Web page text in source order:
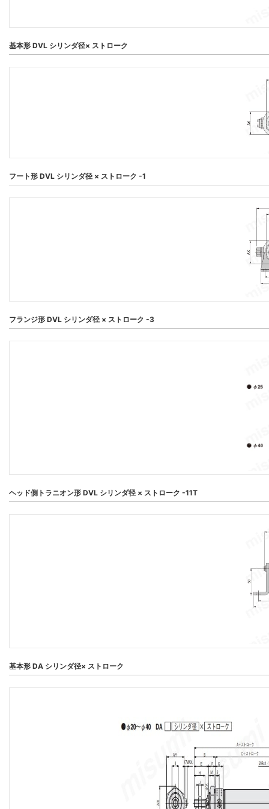
基本形 DVL シリンダ径× ストローク
フート形 DVL シリンダ径 × ストローク -1
フランジ形 DVL シリンダ径 × ストローク -3
ヘッド側トラニオン形 DVL シリンダ径 × ストローク -11T
基本形 DA シリンダ径× ストローク